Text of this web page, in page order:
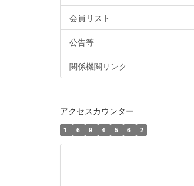
会員リスト
公告等
関係機関リンク
アクセスカウンター
1 6 9 4 5 6 2